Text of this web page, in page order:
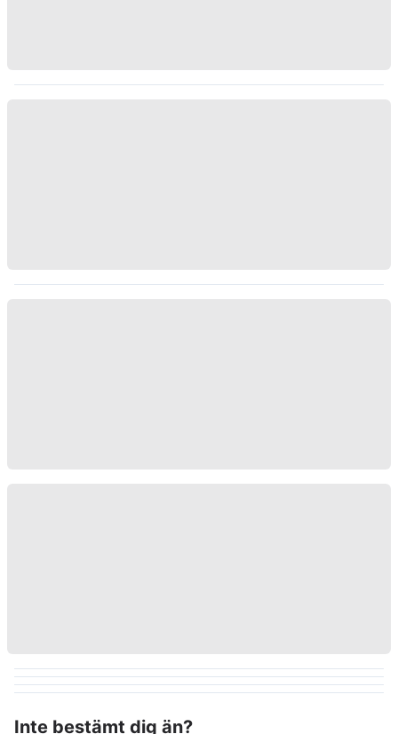
Inte bestämt dig än?